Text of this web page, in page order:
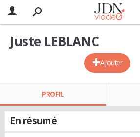
Ajouter
Juste LEBLANC
PROFIL
En résumé